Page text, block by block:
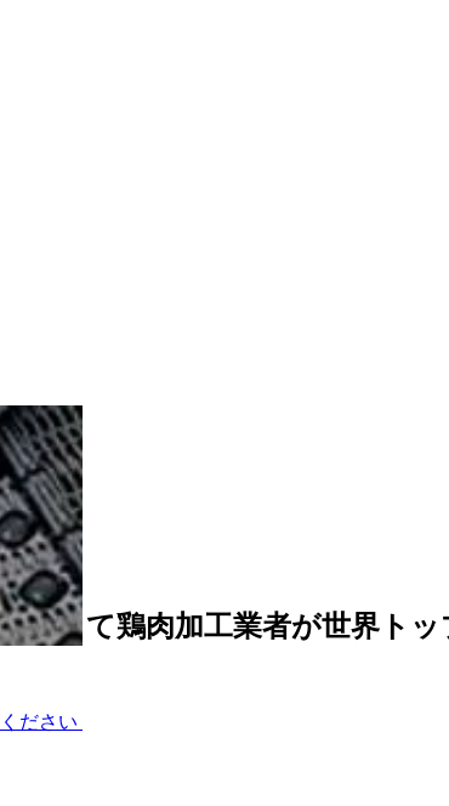
ださい
借りて鶏肉加工業者が世界ト